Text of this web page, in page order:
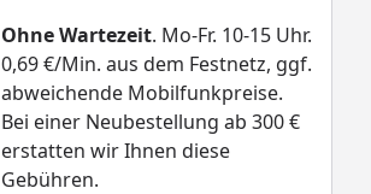
Ohne Wartezeit. Mo-Fr. 10-15 Uhr.
0,69 €/Min. aus dem Festnetz, ggf.
abweichende Mobilfunkpreise.
Bei einer Neubestellung ab 300 €
erstatten wir Ihnen diese
Gebühren.